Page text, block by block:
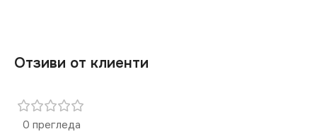
Отзиви от клиенти
0 прегледа